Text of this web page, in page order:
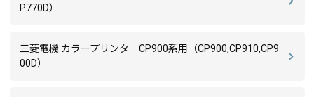
P770D）
三菱電機 カラープリンタ CP900系用（CP900,CP910,CP9
00D）